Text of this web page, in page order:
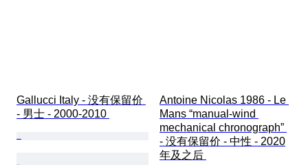
Gallucci Italy - 没有保留价
- 男士 - 2000-2010
Antoine Nicolas 1986 - Le
Mans “manual-wind
mechanical chronograph”
- 没有保留价 - 中性 - 2020
年及之后